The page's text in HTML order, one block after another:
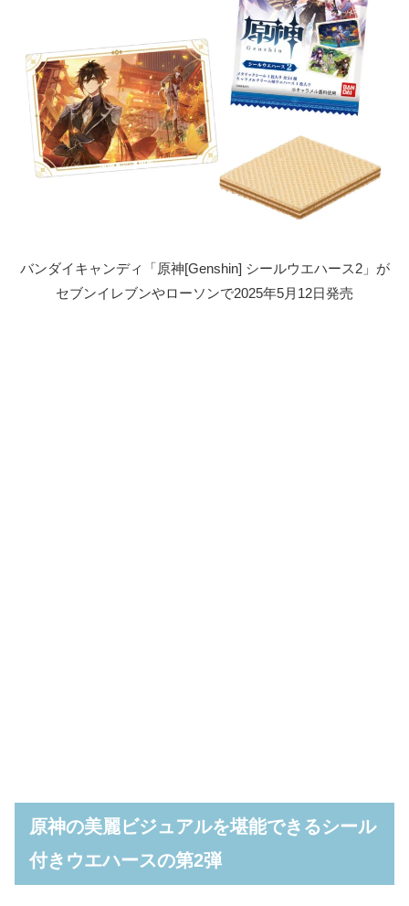
バンダイキャンディ「原神[Genshin] シールウエハース2」が
セブンイレブンやローソンで2025年5月12日発売
原神の美麗ビジュアルを堪能できるシール
付きウエハースの第2弾